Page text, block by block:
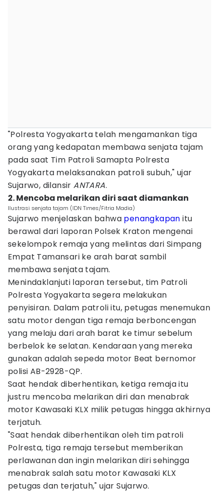
"Polresta Yogyakarta telah mengamankan tiga
orang yang kedapatan membawa senjata tajam
pada saat Tim Patroli Samapta Polresta
Yogyakarta melaksanakan patroli subuh," ujar
Sujarwo, dilansirANTARA.
2. Mencoba melarikan diri saat diamankan
Ilustrasi senjata tajam (IDN Times/Fitria Madia)
Sujarwo menjelaskan bahwa penangkapan itu
berawal dari laporan Polsek Kraton mengenai
sekelompok remaja yang melintas dari Simpang
Empat Tamansari ke arah barat sambil
membawa senjata tajam.
Menindaklanjuti laporan tersebut, tim Patroli
Polresta Yogyakarta segera melakukan
penyisiran. Dalam patroli itu, petugas menemukan
satu motor dengan tiga remaja berboncengan
yang melaju dari arah barat ke timur sebelum
berbelok ke selatan. Kendaraan yang mereka
gunakan adalah sepeda motor Beat bernomor
polisi AB-2928-QP.
Saat hendak diberhentikan, ketiga remaja itu
justru mencoba melarikan diri dan menabrak
motor Kawasaki KLX milik petugas hingga akhirnya
terjatuh.
"Saat hendak diberhentikan oleh tim patroli
Polresta, tiga remaja tersebut memberikan
perlawanan dan ingin melarikan diri sehingga
menabrak salah satu motor Kawasaki KLX
petugas dan terjatuh," ujar Sujarwo.